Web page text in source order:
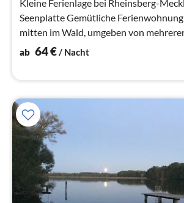
Kleine Ferienlage bei Rheinsberg-
Seenplatte Gemütliche Ferienwohnung mit
mitten im Wald, umgeben von
erlaubt, WLAN, Kanu, Grill
ab 64€/ Nacht